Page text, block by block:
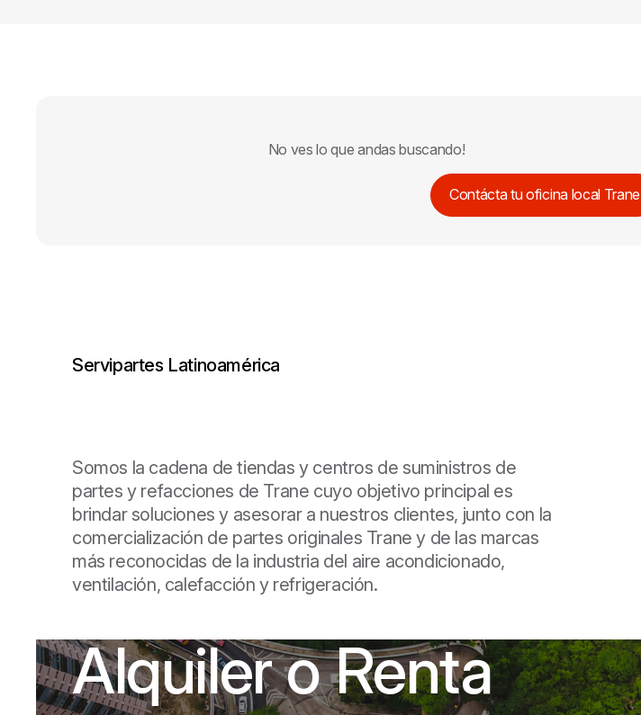
No ves lo que andas buscando!
Contácta tu oficina local Trane
Servipartes Latinoamérica
Somos la cadena de tiendas y centros de suministros de
partes y refacciones de Trane cuyo objetivo principal es
brindar soluciones y asesorar a nuestros clientes, junto con la
comercialización de partes originales Trane y de las marcas
más reconocidas de la industria del aire acondicionado,
ventilación, calefacción y refrigeración.
Alquiler o Renta